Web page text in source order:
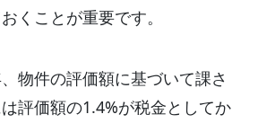
くことが重要です。
物件の評価額に基づいて課さ
評価額の1.4%が税金としてか